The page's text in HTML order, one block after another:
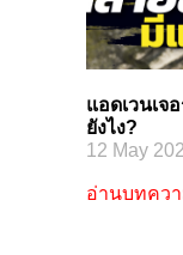
แอดเวนเจ
ยังไง?
12 May
อ่านบทควา